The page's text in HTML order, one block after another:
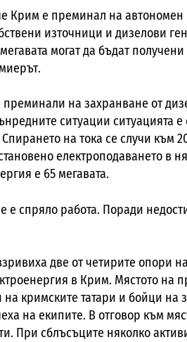
Крим е преминал на автономен
източници и дизелови
могат да бъдат
на захранване от
ситуации ситуацията
на тока се случи към
електроподаването в
е 65 мегавата.
спряло работа. Поради
две от четирите опори
в Крим. Мястото на
на кримските татари и бойци на
на екипите. В отговор към
При сблъсъците няколко